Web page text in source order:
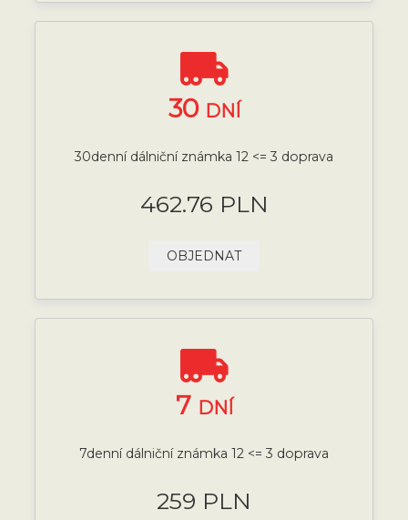
30 DNÍ
30denní dálniční známka 12 <= 3 doprava
462.76 PLN
OBJEDNAT
7 DNÍ
7denní dálniční známka 12 <= 3 doprava
259 PLN